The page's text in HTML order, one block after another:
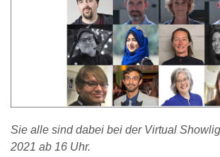
Sie alle sind dabei bei der Virtual
2021 ab 16 Uhr.